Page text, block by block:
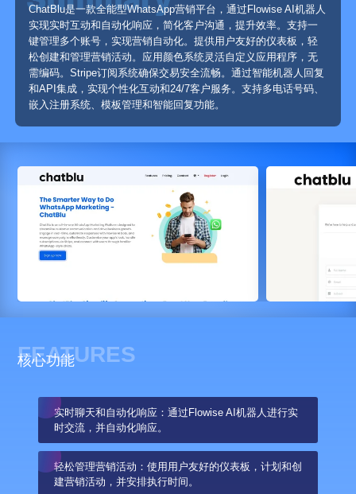
ChatBlu是一款全能型WhatsApp营销平台，通过Flowise AI机器人
实现实时互动和自动化响应，简化客户沟通，提升效率。支持一
键管理多个账号，实现营销自动化。提供用户友好的仪表板，轻
松创建和管理营销活动。应用颜色系统灵活自定义应用程序，无
需编码。Stripe订阅系统确保交易安全流畅。通过智能机器人回复
和API集成，实现个性化互动和24/7客户服务。支持多电话号码、
嵌入注册系统、模板管理和智能回复功能。
FEATURES
核心功能
实时聊天和自动化响应：通过Flowise AI机器人进行实
时交流，并自动化响应。
轻松管理营销活动：使用用户友好的仪表板，计划和创
建营销活动，并安排执行时间。